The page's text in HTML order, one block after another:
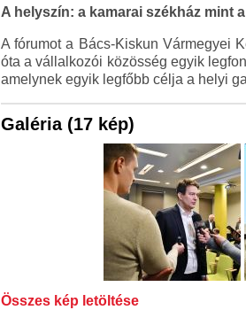
A helyszín: a kamarai székház mint
A fórumot a Bács-Kiskun Vármegyei
óta a vállalkozói közösség egyik
amelynek egyik legfőbb célja a helyi
Galéria (17 kép)
Összes kép letöltése